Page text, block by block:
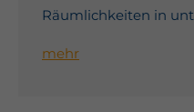
Drop us a line
Räumlichkeiten in
mehr